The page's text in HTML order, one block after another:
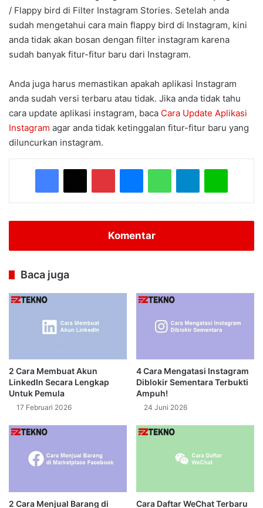
/ Flappy bird di Filter Instagram Stories. Setelah anda
sudah mengetahui cara main flappy bird di Instagram, kini
anda tidak akan bosan dengan filter instagram karena
sudah banyak fitur-fitur baru dari Instagram.
Anda juga harus memastikan apakah aplikasi Instagram
anda sudah versi terbaru atau tidak. Jika anda tidak tahu
cara update aplikasi instagram, baca Cara Update Aplikasi
Instagram agar anda tidak ketinggalan fitur-fitur baru yang
diluncurkan instagram.
Facebook
X PinterestMessengerWhatsAppTelegramLine
Komentar
Baca juga
2 Cara Membuat Akun
LinkedIn Secara Lengkap
Untuk Pemula
17 Februari 2026
4 Cara Mengatasi Instagram
Diblokir Sementara Terbukti
Ampuh!
24 Juni 2026
2 Cara Menjual Barang di Cara Daftar WeChat Terbaru